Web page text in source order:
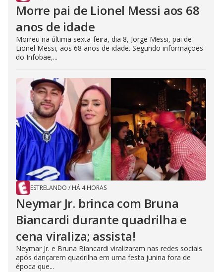
Morre pai de Lionel Messi aos 68
anos de idade
Morreu na última sexta-feira, dia 8, Jorge Messi, pai de
Lionel Messi, aos 68 anos de idade. Segundo informações
do Infobae,...
ESTRELANDO / HÁ 4 HORAS
Neymar Jr. brinca com Bruna
Biancardi durante quadrilha e
cena viraliza; assista!
Neymar Jr. e Bruna Biancardi viralizaram nas redes sociais
após dançarem quadrilha em uma festa junina fora de
época que...